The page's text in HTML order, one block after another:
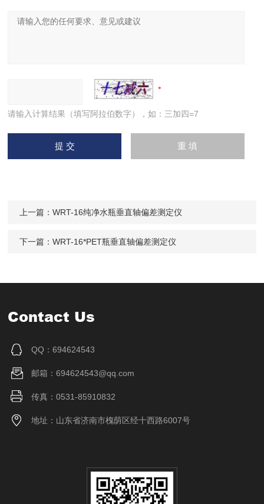
请输入计算结果（填写阿拉伯数字），如：三加四=7
上一篇：WRT-16纯净水瓶垂直轴偏差测定仪
下一篇：WRT-16*PET瓶垂直轴偏差测定仪
Contact Us
QQ：694624543
邮箱：694624543@qq.com
传真：0531-85910832
地址：山东省济南市槐荫区经十西路6007号